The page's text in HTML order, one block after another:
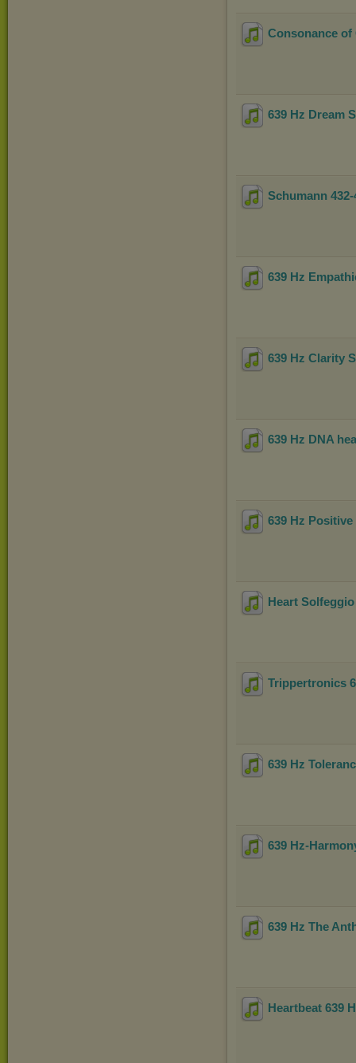
Consonance of
639 Hz Dream
Schumann
639 Hz
639 Hz Clarity
639 Hz DNA
639 Hz
Heart
Trippertronics
639 Hz
639 Hz-
639 Hz The
Heartbeat 639